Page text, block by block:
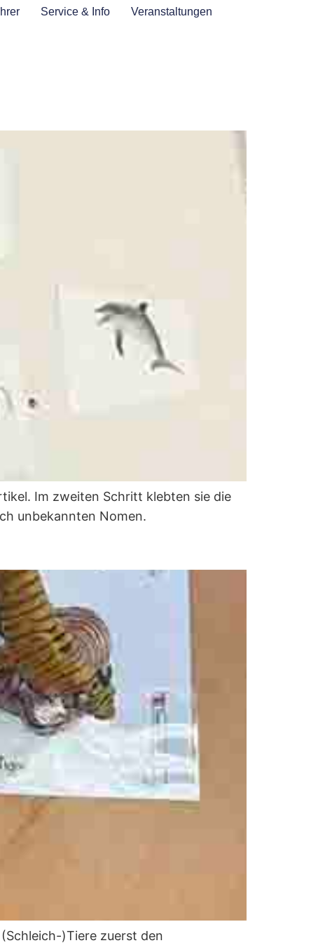
Service & Info
Veranstaltungen
Im zweiten Schritt klebten sie die
unbekannten Nomen.
)Tiere zuerst den